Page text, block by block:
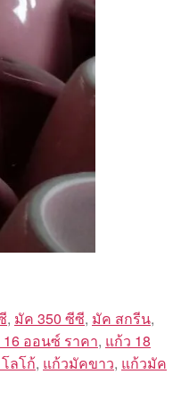
, มัค 350 ซีซี, มัค สกรีน,
16 ออนซ์ ราคา, แก้ว 18
ลโก้, แก้วมัคขาว, แก้วมัค